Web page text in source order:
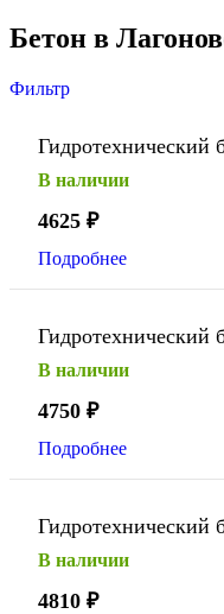
Бетон в
Фильтр
Гидротехнический
В наличии
4625 ₽
Подробнее
Гидротехнический
В наличии
4750 ₽
Подробнее
Гидротехнический
В наличии
4810 ₽